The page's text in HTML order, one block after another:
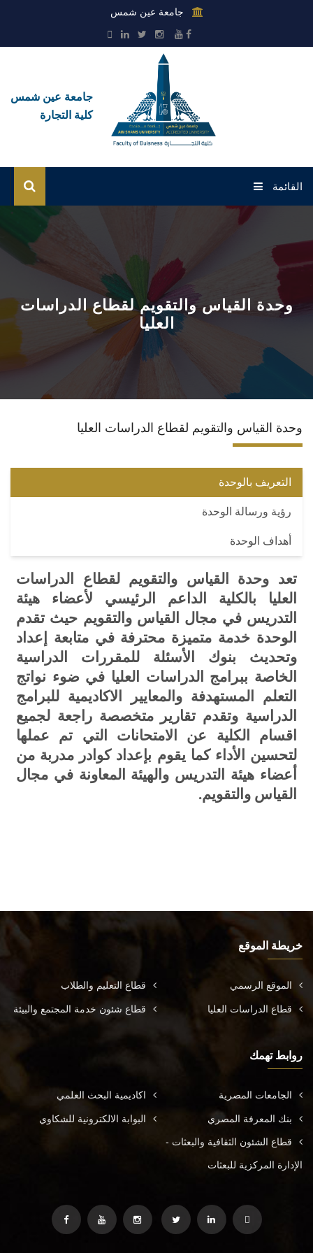
جامعة عين شمس
جامعة عين شمس
كلية التجارة
القائمة
عن القطاع
الإدارات
وحدة القياس والتقويم لقطاع الدراسات
العليا
وحدة القياس والتقويم لقطاع الدراسات العليا
التعريف بالوحدة
رؤية ورسالة الوحدة
أهداف الوحدة
تعد وحدة القياس والتقويم لقطاع الدراسات
العليا بالكلية الداعم الرئيسي لأعضاء هيئة
التدريس في مجال القياس والتقويم حيث تقدم
الوحدة خدمة متميزة محترفة في متابعة إعداد
وتحديث بنوك الأسئلة للمقررات الدراسية
الخاصة ببرامج الدراسات العليا في ضوء نواتج
التعلم المستهدفة والمعايير الاكاديمية للبرامج
الدراسية وتقدم تقارير متخصصة راجعة لجميع
اقسام الكلية عن الامتحانات التي تم عملها
لتحسين الأداء كما يقوم بإعداد كوادر مدربة من
أعضاء هيئة التدريس والهيئة المعاونة في مجال
القياس والتقويم.
خريطة الموقع
الموقع الرسمي قطاع التعليم والطلاب
قطاع الدراسات العليا قطاع شئون خدمة المجتمع والبيئة
روابط تهمك
الجامعات المصرية اكاديمية البحث العلمي
بنك المعرفة المصري البوابة الالكترونية للشكاوي
قطاع الشئون الثقافية والبعثات -
الإدارة المركزية للبعثات